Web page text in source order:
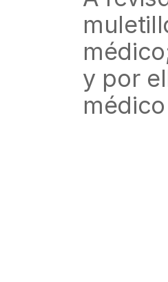
y por